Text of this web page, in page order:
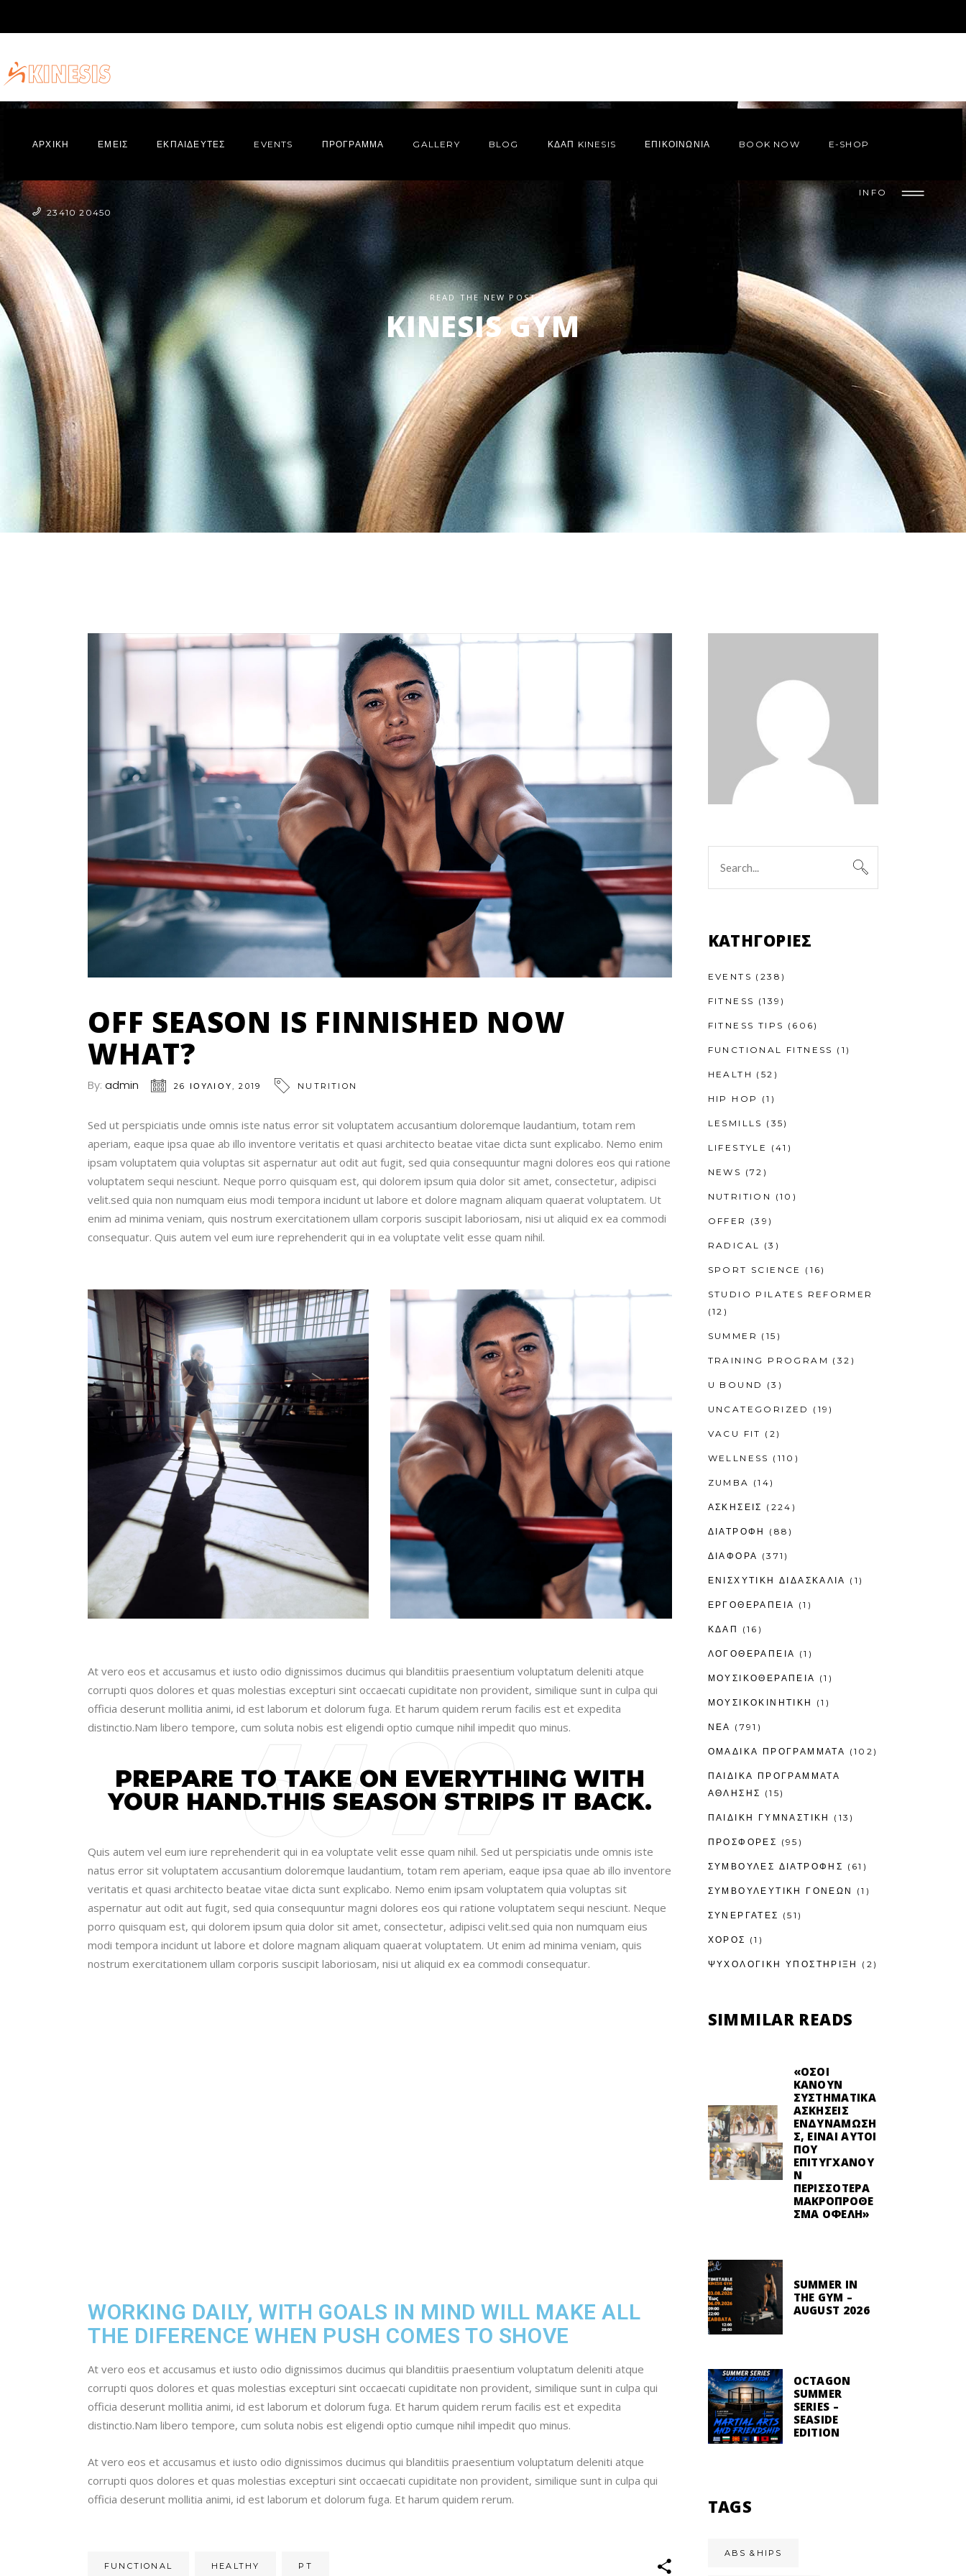
ΑΡΧΙΚΗ ΕΜΕΙΣ ΕΚΠΑΙΔΕΥΤΕΣ EVENTS ΠΡΌΓΡΑΜΜΑ GALLERY BLOG ΚΔΑΠ KINESIS ΕΠΙΚΟΙΝΩΝΙΑ BOOK NOW E-SHOP
23410 20450
INFO
READ THE NEW POST
KINESIS GYM
OFF SEASON IS FINNISHED NOW
WHAT?
By: admin 26 ΙΟΥΛΊΟΥ, 2019 NUTRITION
Sed ut perspiciatis unde omnis iste natus error sit voluptatem accusantium doloremque laudantium, totam rem
aperiam, eaque ipsa quae ab illo inventore veritatis et quasi architecto beatae vitae dicta sunt explicabo. Nemo enim
ipsam voluptatem quia voluptas sit aspernatur aut odit aut fugit, sed quia consequuntur magni dolores eos qui ratione
voluptatem sequi nesciunt. Neque porro quisquam est, qui dolorem ipsum quia dolor sit amet, consectetur, adipisci
velit.sed quia non numquam eius modi tempora incidunt ut labore et dolore magnam aliquam quaerat voluptatem. Ut
enim ad minima veniam, quis nostrum exercitationem ullam corporis suscipit laboriosam, nisi ut aliquid ex ea commodi
consequatur. Quis autem vel eum iure reprehenderit qui in ea voluptate velit esse quam nihil.
At vero eos et accusamus et iusto odio dignissimos ducimus qui blanditiis praesentium voluptatum deleniti atque
corrupti quos dolores et quas molestias excepturi sint occaecati cupiditate non provident, similique sunt in culpa qui
officia deserunt mollitia animi, id est laborum et dolorum fuga. Et harum quidem rerum facilis est et expedita
distinctio.Nam libero tempore, cum soluta nobis est eligendi optio cumque nihil impedit quo minus.
PREPARE TO TAKE ON EVERYTHING WITH
YOUR HAND.THIS SEASON STRIPS IT BACK.
Quis autem vel eum iure reprehenderit qui in ea voluptate velit esse quam nihil. Sed ut perspiciatis unde omnis iste
natus error sit voluptatem accusantium doloremque laudantium, totam rem aperiam, eaque ipsa quae ab illo inventore
veritatis et quasi architecto beatae vitae dicta sunt explicabo. Nemo enim ipsam voluptatem quia voluptas sit
aspernatur aut odit aut fugit, sed quia consequuntur magni dolores eos qui ratione voluptatem sequi nesciunt. Neque
porro quisquam est, qui dolorem ipsum quia dolor sit amet, consectetur, adipisci velit.sed quia non numquam eius
modi tempora incidunt ut labore et dolore magnam aliquam quaerat voluptatem. Ut enim ad minima veniam, quis
nostrum exercitationem ullam corporis suscipit laboriosam, nisi ut aliquid ex ea commodi consequatur.
WORKING DAILY, WITH GOALS IN MIND WILL MAKE ALL
THE DIFERENCE WHEN PUSH COMES TO SHOVE
At vero eos et accusamus et iusto odio dignissimos ducimus qui blanditiis praesentium voluptatum deleniti atque
corrupti quos dolores et quas molestias excepturi sint occaecati cupiditate non provident, similique sunt in culpa qui
officia deserunt mollitia animi, id est laborum et dolorum fuga. Et harum quidem rerum facilis est et expedita
distinctio.Nam libero tempore, cum soluta nobis est eligendi optio cumque nihil impedit quo minus.
At vero eos et accusamus et iusto odio dignissimos ducimus qui blanditiis praesentium voluptatum deleniti atque
corrupti quos dolores et quas molestias excepturi sint occaecati cupiditate non provident, similique sunt in culpa qui
officia deserunt mollitia animi, id est laborum et dolorum fuga. Et harum quidem rerum.
FUNCTIONAL HEALTHY PT
KΑΤΗΓΟΡΊΕΣ
EVENTS (238)
FITNESS (139)
FITNESS TIPS (606)
FUNCTIONAL FITNESS (1)
HEALTH (52)
HIP HOP (1)
LESMILLS (35)
LIFESTYLE (41)
NEWS (72)
NUTRITION (10)
OFFER (39)
RADICAL (3)
SPORT SCIENCE (16)
STUDIO PILATES REFORMER
(12)
SUMMER (15)
TRAINING PROGRAM (32)
U BOUND (3)
UNCATEGORIZED (19)
VACU FIT (2)
WELLNESS (110)
ZUMBA (14)
ΑΣΚΗΣΕΙΣ (224)
ΔΙΑΤΡΟΦΗ (88)
ΔΙΑΦΟΡΑ (371)
ΕΝΙΣΧΥΤΙΚΉ ΔΙΔΑΣΚΑΛΊΑ (1)
ΕΡΓΟΘΕΡΑΠΕΊΑ (1)
ΚΔΑΠ (16)
ΛΟΓΟΘΕΡΑΠΕΊΑ (1)
ΜΟΥΣΙΚΟΘΕΡΑΠΕΊΑ (1)
ΜΟΥΣΙΚΟΚΙΝΗΤΙΚΉ (1)
ΝΕΑ (791)
ΟΜΑΔΙΚΑ ΠΡΟΓΡΑΜΜΑΤΑ (102)
ΠΑΙΔΙΚΆ ΠΡΟΓΡΆΜΜΑΤΑ
ΆΘΛΗΣΗΣ (15)
ΠΑΙΔΙΚΉ ΓΥΜΝΑΣΤΙΚΉ (13)
ΠΡΟΣΦΟΡΕΣ (95)
ΣΥΜΒΟΥΛΕΣ ΔΙΑΤΡΟΦΗΣ (61)
ΣΥΜΒΟΥΛΕΥΤΙΚΉ ΓΟΝΈΩΝ (1)
ΣΥΝΕΡΓΑΤΕΣ (51)
ΧΟΡΟΣ (1)
ΨΥΧΟΛΟΓΙΚΉ ΥΠΟΣΤΉΡΙΞΗ (2)
SIMMILAR READS
«ΌΣΟΙ
ΚΆΝΟΥΝ
ΣΥΣΤΗΜΑΤΙΚΆ
ΑΣΚΉΣΕΙΣ
ΕΝΔΥΝΆΜΩΣΗ
Σ, ΕΊΝΑΙ ΑΥΤΟΊ
ΠΟΥ
ΕΠΙΤΥΓΧΆΝΟΥ
Ν
ΠΕΡΙΣΣΌΤΕΡΑ
ΜΑΚΡΟΠΡΌΘΕ
ΣΜΑ ΟΦΈΛΗ»
SUMMER IN
THE GYM –
AUGUST 2026
OCTAGON
SUMMER
SERIES –
SEASIDE
EDITION
TAGS
ABS &HIPS